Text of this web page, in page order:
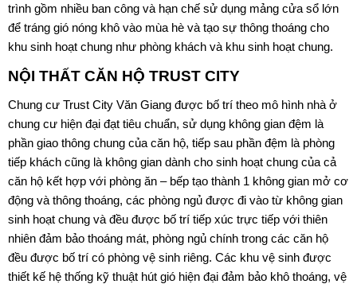
trình gồm nhiều ban công và hạn chế sử dụng mảng cửa sổ lớn
để tráng gió nóng khô vào mùa hè và tạo sự thông thoáng cho
khu sinh hoạt chung như phòng khách và khu sinh hoạt chung.
NỘI THẤT CĂN HỘ TRUST CITY
Chung cư Trust City Văn Giang được bố trí theo mô hình nhà ở
chung cư hiện đại đạt tiêu chuẩn, sử dụng không gian đệm là
phần giao thông chung của căn hộ, tiếp sau phần đệm là phòng
tiếp khách cũng là không gian dành cho sinh hoạt chung của cả
căn hộ kết hợp với phòng ăn – bếp tạo thành 1 không gian mở cơ
động và thông thoáng, các phòng ngủ được đi vào từ không gian
sinh hoạt chung và đều được bố trí tiếp xúc trực tiếp với thiên
nhiên đảm bảo thoáng mát, phòng ngủ chính trong các căn hộ
đều được bố trí có phòng vệ sinh riêng. Các khu vệ sinh được
thiết kế hệ thống kỹ thuật hút gió hiện đại đảm bảo khô thoáng, vệ